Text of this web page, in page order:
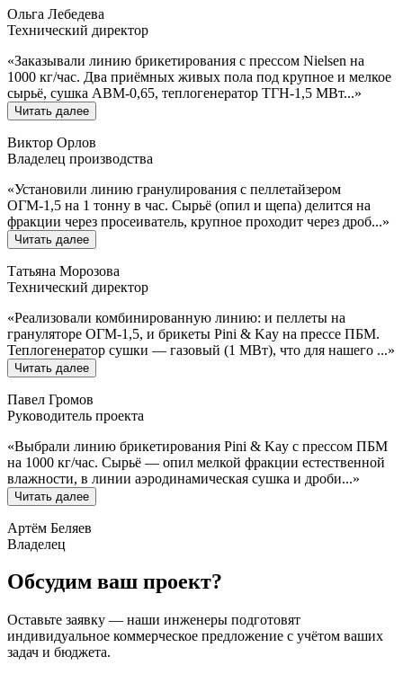
Ольга Лебедева
Технический директор
«Заказывали линию брикетирования с прессом Nielsen на
1000 кг/час. Два приёмных живых пола под крупное и мелкое
сырьё, сушка АВМ-0,65, теплогенератор ТГН-1,5 МВт...»
Читать далее
Виктор Орлов
Владелец производства
«Установили линию гранулирования с пеллетайзером
ОГМ-1,5 на 1 тонну в час. Сырьё (опил и щепа) делится на
фракции через просеиватель, крупное проходит через дроб...»
Читать далее
Татьяна Морозова
Технический директор
«Реализовали комбинированную линию: и пеллеты на
грануляторе ОГМ-1,5, и брикеты Pini & Kay на прессе ПБМ.
Теплогенератор сушки — газовый (1 МВт), что для нашего ...»
Читать далее
Павел Громов
Руководитель проекта
«Выбрали линию брикетирования Pini & Kay с прессом ПБМ
на 1000 кг/час. Сырьё — опил мелкой фракции естественной
влажности, в линии аэродинамическая сушка и дроби...»
Читать далее
Артём Беляев
Владелец
Обсудим ваш проект?
Оставьте заявку — наши инженеры подготовят
индивидуальное коммерческое предложение с учётом ваших
задач и бюджета.